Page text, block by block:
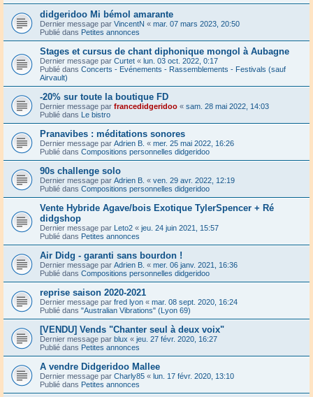
didgeridoo Mi bémol amarante
Dernier message par VincentN « mar. 07 mars 2023, 20:50
Publié dans Petites annonces
Stages et cursus de chant diphonique mongol à Aubagne
Dernier message par Curtet « lun. 03 oct. 2022, 0:17
Publié dans Concerts - Evénements - Rassemblements - Festivals (sauf
Airvault)
-20% sur toute la boutique FD
Dernier message par francedidgeridoo « sam. 28 mai 2022, 14:03
Publié dans Le bistro
Pranavibes : méditations sonores
Dernier message par Adrien B. « mer. 25 mai 2022, 16:26
Publié dans Compositions personnelles didgeridoo
90s challenge solo
Dernier message par Adrien B. « ven. 29 avr. 2022, 12:19
Publié dans Compositions personnelles didgeridoo
Vente Hybride Agave/bois Exotique TylerSpencer + Ré
didgshop
Dernier message par Leto2 « jeu. 24 juin 2021, 15:57
Publié dans Petites annonces
Air Didg - garanti sans bourdon !
Dernier message par Adrien B. « mer. 06 janv. 2021, 16:36
Publié dans Compositions personnelles didgeridoo
reprise saison 2020-2021
Dernier message par fred lyon « mar. 08 sept. 2020, 16:24
Publié dans "Australian Vibrations" (Lyon 69)
[VENDU] Vends "Chanter seul à deux voix"
Dernier message par blux « jeu. 27 févr. 2020, 16:27
Publié dans Petites annonces
A vendre Didgeridoo Mallee
Dernier message par Charly85 « lun. 17 févr. 2020, 13:10
Publié dans Petites annonces